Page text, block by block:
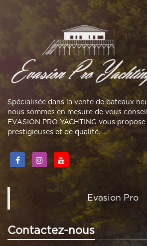
Spécialisée dans la vente de bateaux
nous sommes en mesure de vous
EVASION PRO YACHTING vous
prestigieuses et de qualité. …
Evasion Pro
Contactez-nous